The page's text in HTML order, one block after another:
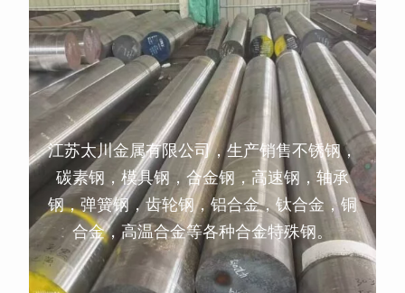
江苏太川金属有限公司，生产销售不锈钢，
碳素钢，模具钢，合金钢，高速钢，轴承
钢，弹簧钢，齿轮钢，铝合金，钛合金，铜
合金，高温合金等各种合金特殊钢。